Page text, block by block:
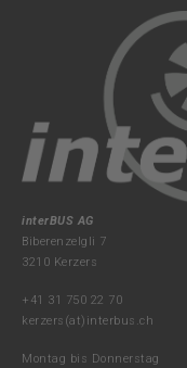
interBUS AG
Biberenzelgli 7
3210 Kerzers
+41 31 750 22 70
kerzers(at)interbus.ch
Montag bis Donnerstag